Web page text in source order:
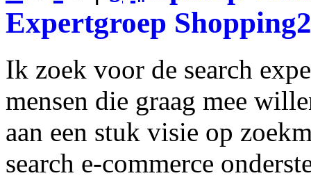
Expertgroep
Ik zoek voor de search
mensen die graag mee
aan een stuk visie op
search e-commerce